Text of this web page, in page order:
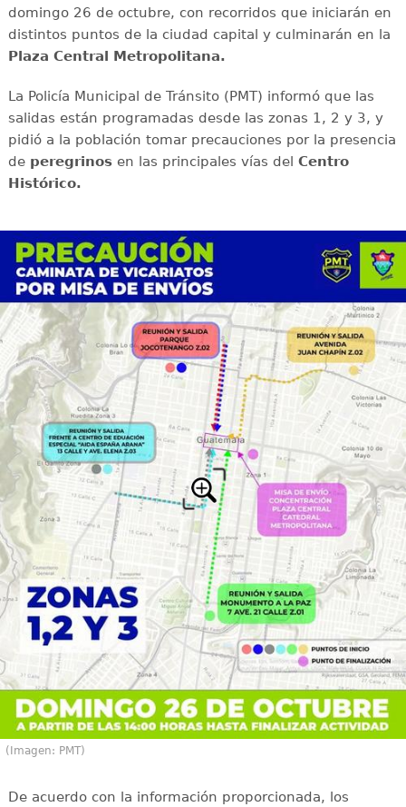
domingo 26 de octubre, con recorridos que iniciarán en
distintos puntos de la ciudad capital y culminarán en la
Plaza Central Metropolitana.
La Policía Municipal de Tránsito (PMT) informó que las
salidas están programadas desde las zonas 1, 2 y 3, y
pidió a la población tomar precauciones por la presencia
de peregrinosen las principales vías del Centro
Histórico.
(Imagen: PMT)
De acuerdo con la información proporcionada, los